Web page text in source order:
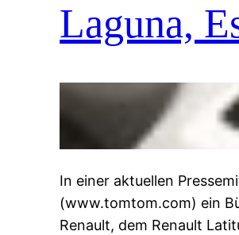
Laguna,
In einer aktuellen
(www.tomtom.com) ein
Renault, dem Renault